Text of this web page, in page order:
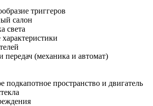
триггеров
салон
света
передач (механика и автомат)
подкапотное пространство и двигатель